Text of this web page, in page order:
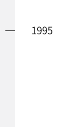
1995